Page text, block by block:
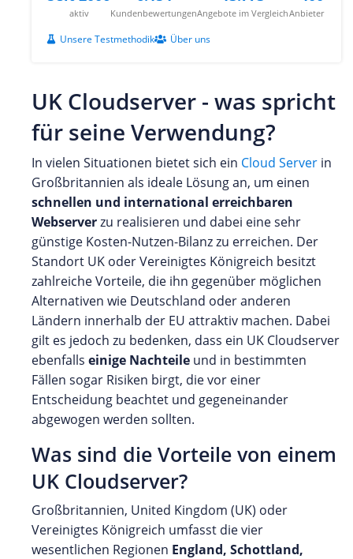
aktiv KundenbewertungenAngebote im VergleichAnbieter
Unsere Testmethodik Über uns
UK Cloudserver - was spricht
für seine Verwendung?
In vielen Situationen bietet sich ein Cloud Server in
Großbritannien als ideale Lösung an, um einen
schnellen und international erreichbaren
Webserverzu realisieren und dabei eine sehr
günstige Kosten-Nutzen-Bilanz zu erreichen. Der
Standort UK oder Vereinigtes Königreich besitzt
zahlreiche Vorteile, die ihn gegenüber möglichen
Alternativen wie Deutschland oder anderen
Ländern innerhalb der EU attraktiv machen. Dabei
gilt es jedoch zu bedenken, dass ein UK Cloudserver
ebenfalls einige Nachteile und in bestimmten
Fällen sogar Risiken birgt, die vor einer
Entscheidung beachtet und gegeneinander
abgewogen werden sollten.
Was sind die Vorteile von einem
UK Cloudserver?
Großbritannien, United Kingdom (UK) oder
Vereinigtes Königreich umfasst die vier
wesentlichen Regionen England, Schottland,